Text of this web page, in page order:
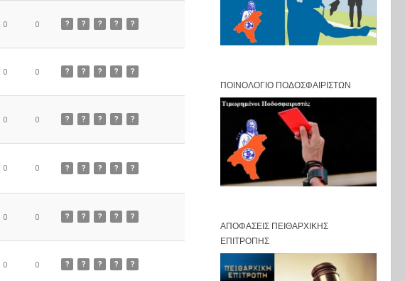
0 0 ? ? ? ? ?
0 0 ? ? ? ? ?
0 0 ? ? ? ? ?
0 0 ? ? ? ? ?
0 0 ? ? ? ? ?
0 0 ? ? ? ? ?
ΠΟΙΝΟΛΌΓΙΟ ΠΟΔΟΣΦΑΙΡΙΣΤΏΝ
ΑΠΟΦΆΣΕΙΣ ΠΕΙΘΑΡΧΙΚΉΣ
ΕΠΙΤΡΟΠΉΣ